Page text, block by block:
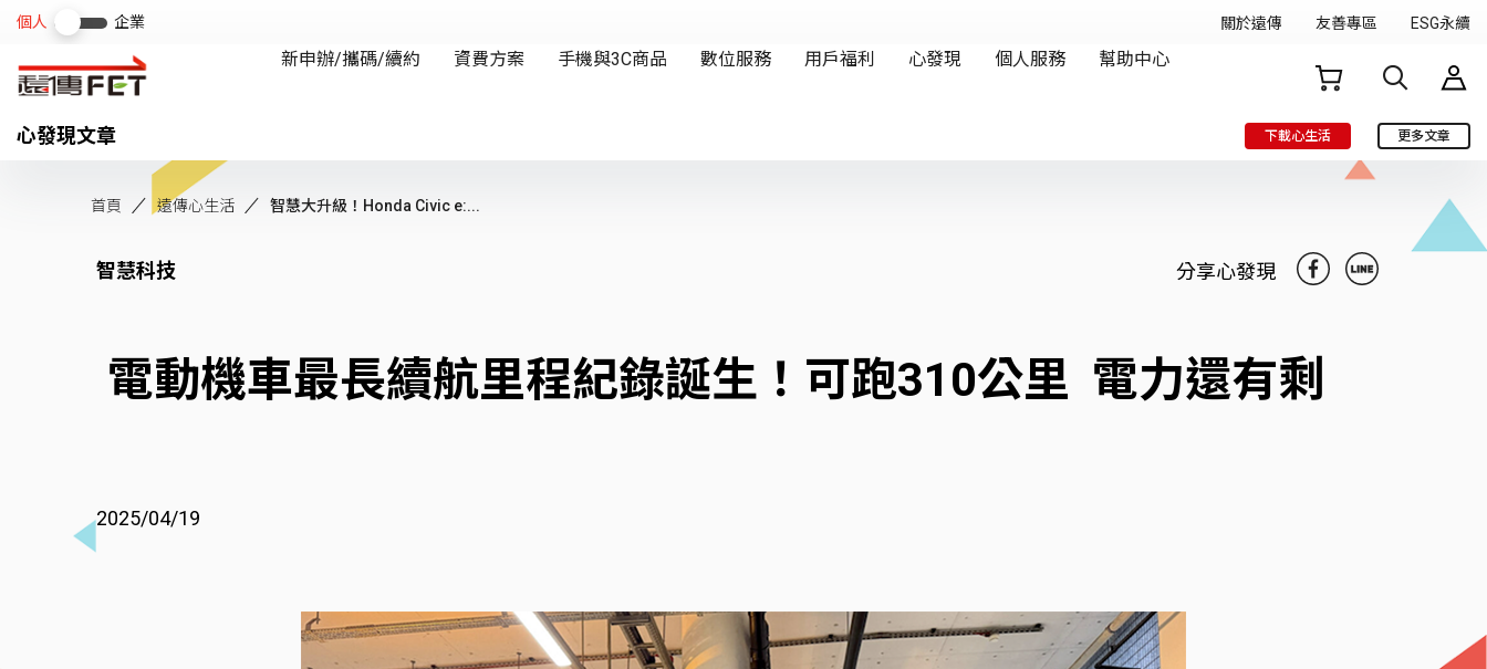
心發現文章 下載心生活 更多文章
首頁 遠傳心生活 智慧大升級！Honda Civic e:...
智慧科技 分享心發現
電動機車最長續航里程紀錄誕生！可跑310公里 電力還有剩
2025/04/19